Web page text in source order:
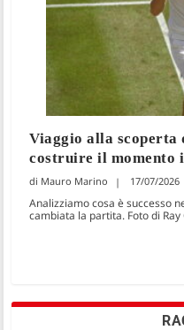
Viaggio alla
costruire il momento
Mauro Marino 17/07/2026
Analizziamo cosa è successo
cambiata la partita. Foto di Ray